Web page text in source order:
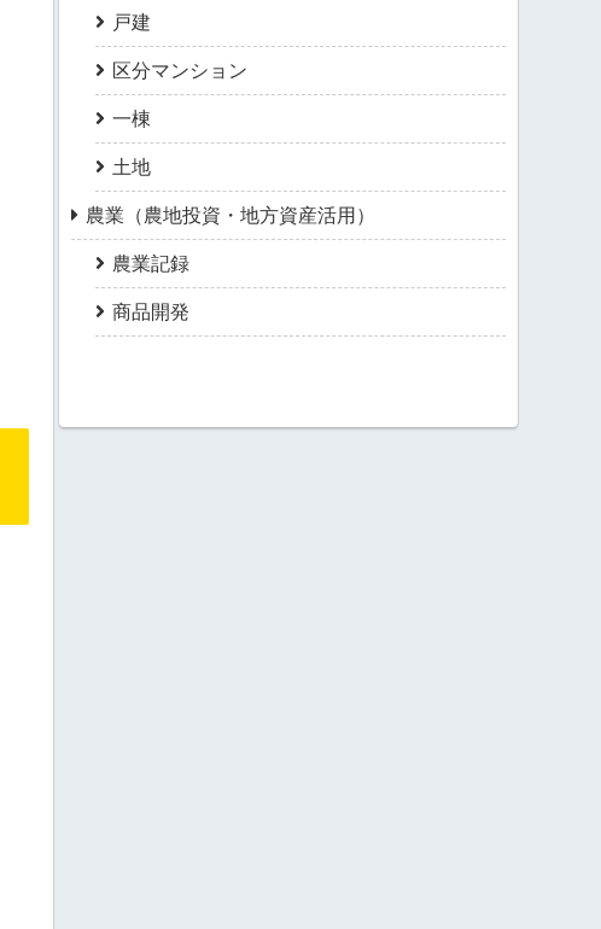
戸建
区分マンション
一棟
土地
農業（農地投資・地方資産活用）
農業記録
商品開発